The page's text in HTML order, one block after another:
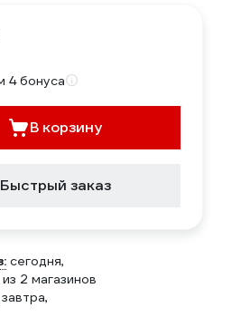
4 бонуса
В корзину
Быстрый заказ
сегодня,
из 2 магазинов
завтра,